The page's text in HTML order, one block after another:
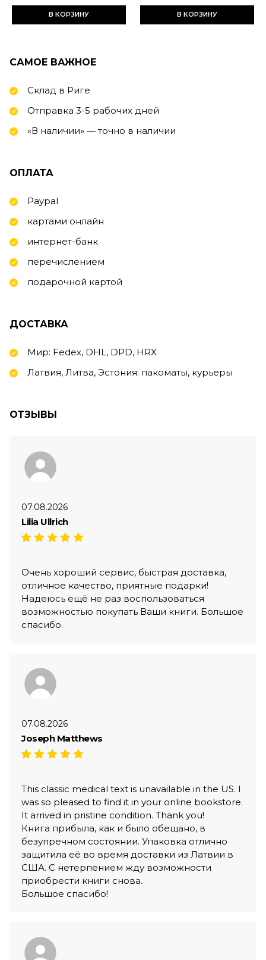
В КОРЗИНУ В КОРЗИНУ
САМОЕ ВАЖНОЕ
Склад в Риге
Отправка 3-5 рабочих дней
«В наличии» — точно в наличии
ОПЛАТА
Paypal
картами онлайн
интернет-банк
перечислением
подарочной картой
ДОСТАВКА
Мир: Fedex, DHL, DPD, HRX
Латвия, Литва, Эстония: пакоматы, курьеры
ОТЗЫВЫ
07.08.2026
Lilia Ullrich
Очень хороший сервис, быстрая доставка,
отличное качество, приятные подарки!
Надеюсь ещё не раз воспользоваться
возможностью покупать Ваши книги. Большое
спасибо.
07.08.2026
Joseph Matthews
This classic medical text is unavailable in the US. I
was so pleased to find it in your online bookstore.
It arrived in pristine condition. Thank you!
Книга прибыла, как и было обещано, в
безупречном состоянии. Упаковка отлично
защитила её во время доставки из Латвии в
США. С нетерпением жду возможности
приобрести книги снова.
Большое спасибо!